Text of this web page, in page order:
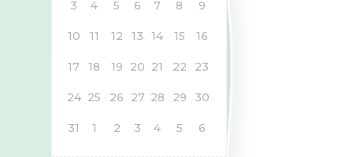
3 4 5 6 7 8 9
10 11 12 13 14 15 16
17 18 19 20 21 22 23
24 25 26 27 28 29 30
31 1 2 3 4 5 6